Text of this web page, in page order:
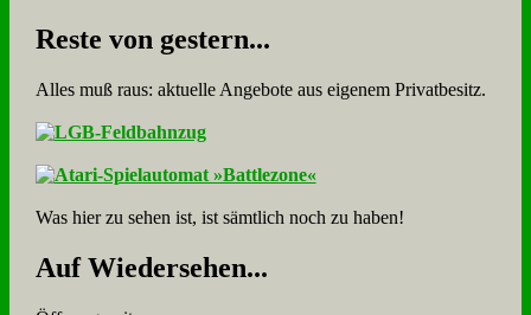
Re­ste von ge­stern...
Alles muß raus: aktuelle An­ge­bo­te aus eigenem Privatbesitz.
Was hier zu sehen ist, ist sämt­lich noch zu haben!
Auf Wie­der­se­hen...